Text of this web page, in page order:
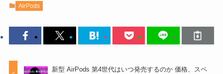
AirPods
新型 AirPods 第4世代はいつ発売するのか 価格、スペ